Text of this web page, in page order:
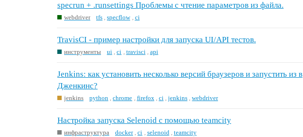
specrun + .runsettings Проблемы с чтение параметров из файла.
webdriver tfs ,specflow ci
TravisCI - пример настройки для запуска UI/API тестов.
инструменты ui ,ci travisci api
Jenkins: как установить несколько версий браузеров и запустить из в
Дженкинс?
jenkins python ,chrome firefox ci ,jenkins ,webdriver
Настройка запуска Selenoid с помощью teamcity
инфраструктура docker ,ci selenoid teamcity